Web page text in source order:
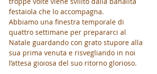
festaiola che lo accompagna.
Abbiamo una finestra temporale di
quattro settimane per prepararci al
Natale guardando con grato stupore alla
sua prima venuta e risvegliando in noi
l’attesa gioiosa del suo ritorno glorioso.